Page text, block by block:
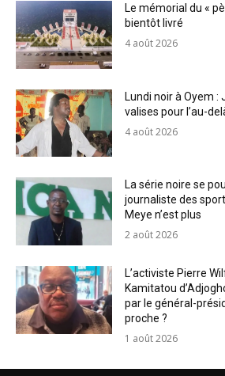
Le mémorial du «
bientôt livré
4 août 2026
Lundi noir à Oyem
valises pour l’au-
4 août 2026
La série noire se
journaliste des
Meye n’est plus
2 août 2026
L’activiste Pierre
Kamitatou
par le général-
proche ?
1 août 2026